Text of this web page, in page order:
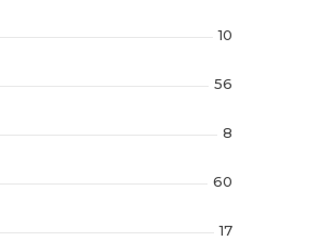
10
56
8
60
17